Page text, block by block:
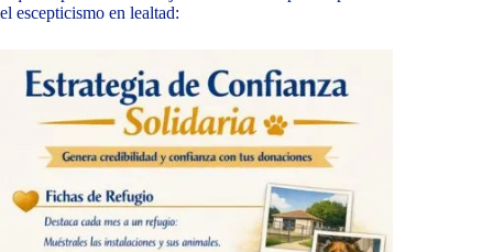
el escepticismo en lealtad: